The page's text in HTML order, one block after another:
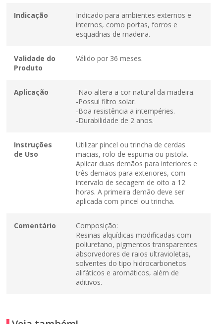
Indicação
Indicado para ambientes externos e
internos, como portas, forros e
esquadrias de madeira.
Validade do
Produto
Válido por 36 meses.
Aplicação
-Não altera a cor natural da madeira.
-Possui filtro solar.
-Boa resistência a intempéries.
-Durabilidade de 2 anos.
Instruções
de Uso
Utilizar pincel ou trincha de cerdas
macias, rolo de espuma ou pistola.
Aplicar duas demãos para interiores e
três demãos para exteriores, com
intervalo de secagem de oito a 12
horas. A primeira demão deve ser
aplicada com pincel ou trincha.
Comentário
Composição:
Resinas alquídicas modificadas com
poliuretano, pigmentos transparentes
absorvedores de raios ultravioletas,
solventes do tipo hidrocarbonetos
alifáticos e aromáticos, além de
aditivos.